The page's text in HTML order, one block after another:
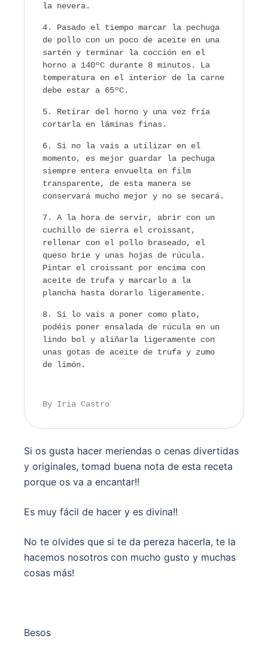
la nevera.
Pasado el tiempo marcar la pechuga
de pollo con un poco de aceite en una
sartén y terminar la cocción en el
horno a 140ºC durante 8 minutos. La
temperatura en el interior de la carne
debe estar a 65ºC.
Retirar del horno y una vez fría
cortarla en láminas finas.
Si no la vais a utilizar en el
momento, es mejor guardar la pechuga
siempre entera envuelta en film
transparente, de esta manera se
conservará mucho mejor y no se secará.
A la hora de servir, abrir con un
cuchillo de sierra el croissant,
rellenar con el pollo braseado, el
queso brie y unas hojas de rúcula.
Pintar el croissant por encima con
aceite de trufa y marcarlo a la
plancha hasta dorarlo ligeramente.
Si lo vais a poner como plato,
podéis poner ensalada de rúcula en un
lindo bol y aliñarla ligeramente con
unas gotas de aceite de trufa y zumo
de limón.
By Iria Castro
Si os gusta hacer meriendas o cenas divertidas
y originales, tomad buena nota de esta receta
porque os va a encantar!!
Es muy fácil de hacer y es divina!!
No te olvides que si te da pereza hacerla, te la
hacemos nosotros con mucho gusto y muchas
cosas más!
Besos